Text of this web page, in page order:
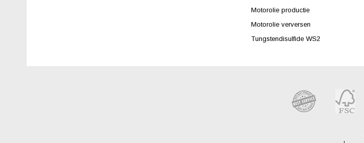
Motorolie productie
Motorolie verversen
Tungstendisulfide WS2